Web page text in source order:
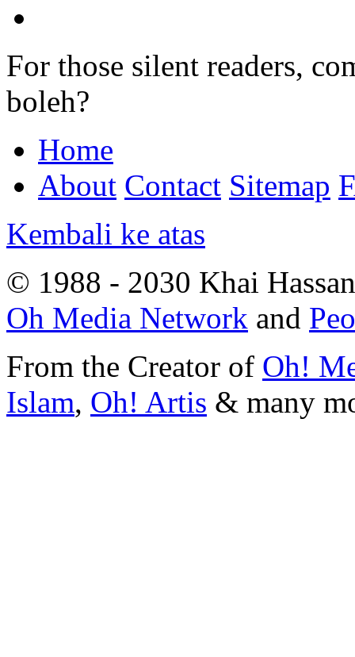
For those silent readers,
boleh?
Home
About Contact Sitemap
Kembali ke atas
© 1988 - 2030 Khai
Oh Media Network and
From the Creator of Oh!
Islam, Oh! Artis & many